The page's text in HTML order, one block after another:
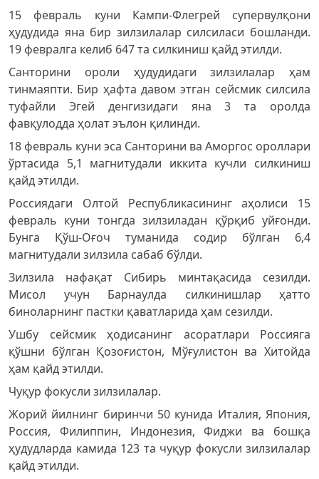
15 февраль куни Кампи-Флегрей супервулқони
ҳудудида яна бир зилзилалар силсиласи бошланди.
19 февралга келиб 647 та силкиниш қайд этилди.
Санторини ороли ҳудудидаги зилзилалар ҳам
тинмаяпти. Бир ҳафта давом этган сейсмик силсила
туфайли Эгей денгизидаги яна 3 та оролда
фавқулодда ҳолат эълон қилинди.
18 февраль куни эса Санторини ва Аморгос ороллари
ўртасида 5,1 магнитудали иккита кучли силкиниш
қайд этилди.
Россиядаги Олтой Республикасининг аҳолиси 15
февраль куни тонгда зилзиладан қўрқиб уйғонди.
Бунга Қўш-Оғоч туманида содир бўлган 6,4
магнитудали зилзила сабаб бўлди.
Зилзила нафақат Сибирь минтақасида сезилди.
Мисол учун Барнаулда силкинишлар ҳатто
биноларнинг пастки қаватларида ҳам сезилди.
Ушбу сейсмик ҳодисанинг асоратлари Россияга
қўшни бўлган Қозоғистон, Мўғулистон ва Хитойда
ҳам қайд этилди.
Чуқур фокусли зилзилалар.
Жорий йилнинг биринчи 50 кунида Италия, Япония,
Россия, Филиппин, Индонезия, Фиджи ва бошқа
ҳудудларда камида 123 та чуқур фокусли зилзилалар
қайд этилди.